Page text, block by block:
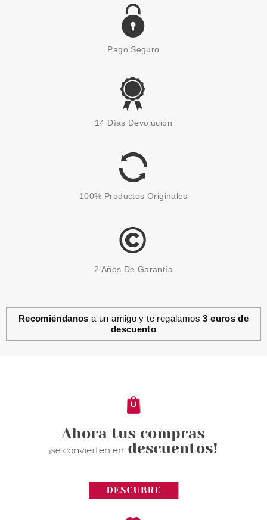
CATRICE
SEAL 04 CORAL BAY
3.57€
CATRICE
2.95€
Pago Seguro
14 Días Devolución
100% Productos Originales
2 Años De Garantía
Recomiéndanos a un amigo y te regalamos3 euros de
descuento